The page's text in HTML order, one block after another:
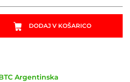
DODAJ V KOŠARICO
Argentinska